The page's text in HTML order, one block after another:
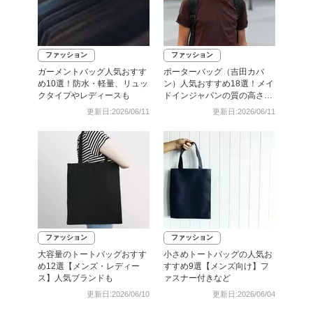
ファッション
ガーメントバッグ人気おすす
め10選！防水・軽量、リュッ
クタイプやレディースも
更新日:2026/06/11
ファッション
ポーターバッグ（吉田カバ
ン）人気おすすめ18選！メイ
ドインジャパンの質の高さが
更新日:2026/06/11
ファッション
大容量のトートバッグおすす
め12選【メンズ・レディー
ス】人気ブランドも
更新日:2026/06/10
ファッション
小さめトートバッグの人気お
すすめ9選【メンズ向け】フ
ァスナー付きなど
更新日:2026/06/04